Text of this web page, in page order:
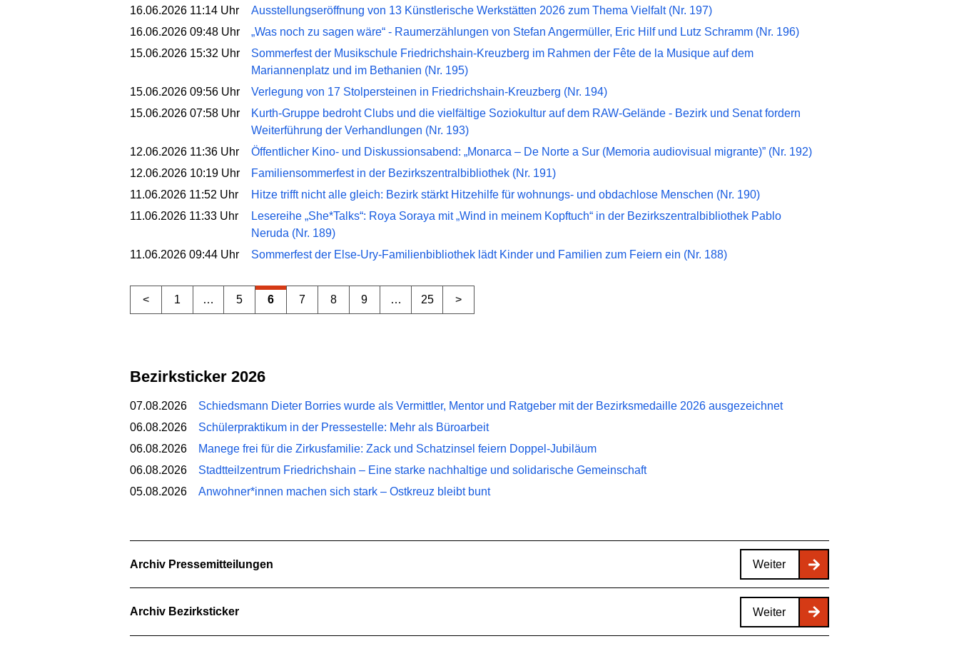
16.06.2026 11:14 Uhr
Ausstellungseröffnung von 13 Künstlerische Werkstätten 2026 zum Thema Vielfalt (Nr. 197)
16.06.2026 09:48 Uhr
„Was noch zu sagen wäre“ - Raumerzählungen von Stefan Angermüller, Eric Hilf und Lutz Schramm (Nr. 196)
15.06.2026 15:32 Uhr
Sommerfest der Musikschule Friedrichshain-Kreuzberg im Rahmen der Fête de la Musique auf dem
Mariannenplatz und im Bethanien (Nr. 195)
15.06.2026 09:56 Uhr
Verlegung von 17 Stolpersteinen in Friedrichshain-Kreuzberg (Nr. 194)
15.06.2026 07:58 Uhr
Kurth-Gruppe bedroht Clubs und die vielfältige Soziokultur auf dem RAW-Gelände - Bezirk und Senat fordern
Weiterführung der Verhandlungen (Nr. 193)
12.06.2026 11:36 Uhr
Öffentlicher Kino- und Diskussionsabend: „Monarca – De Norte a Sur (Memoria audiovisual migrante)” (Nr. 192)
12.06.2026 10:19 Uhr
Familiensommerfest in der Bezirkszentralbibliothek (Nr. 191)
11.06.2026 11:52 Uhr
Hitze trifft nicht alle gleich: Bezirk stärkt Hitzehilfe für wohnungs- und obdachlose Menschen (Nr. 190)
11.06.2026 11:33 Uhr
Lesereihe „She*Talks“: Roya Soraya mit „Wind in meinem Kopftuch“ in der Bezirkszentralbibliothek Pablo
Neruda (Nr. 189)
11.06.2026 09:44 Uhr
Sommerfest der Else-Ury-Familienbibliothek lädt Kinder und Familien zum Feiern ein (Nr. 188)
< 1 … 5 6 7 8 9 … 25 >
Bezirksticker 2026
07.08.2026
Schiedsmann Dieter Borries wurde als Vermittler, Mentor und Ratgeber mit der Bezirksmedaille 2026 ausgezeichnet
06.08.2026
Schülerpraktikum in der Pressestelle: Mehr als Büroarbeit
06.08.2026
Manege frei für die Zirkusfamilie: Zack und Schatzinsel feiern Doppel-Jubiläum
06.08.2026
Stadtteilzentrum Friedrichshain – Eine starke nachhaltige und solidarische Gemeinschaft
05.08.2026
Anwohner*innen machen sich stark – Ostkreuz bleibt bunt
Archiv Pressemitteilungen Weiter
Archiv Bezirksticker Weiter